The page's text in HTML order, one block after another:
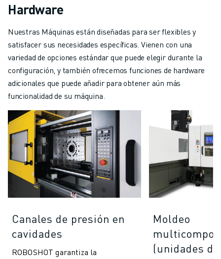
Hardware
Nuestras Máquinas están diseñadas para ser flexibles y
satisfacer sus necesidades específicas. Vienen con una
variedad de opciones estándar que puede elegir durante la
configuración, y también ofrecemos funciones de hardware
adicionales que puede añadir para obtener aún más
funcionalidad de su máquina.
Canales de presión en
cavidades
ROBOSHOT garantiza la
Moldeo
(unidades